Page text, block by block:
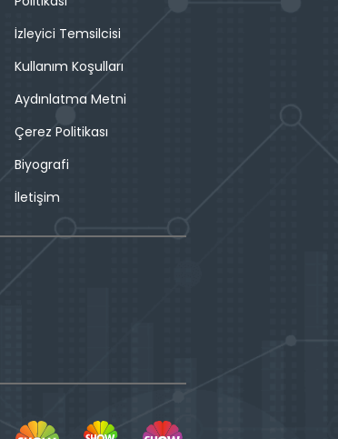
İzleyici Temsilcisi
Kullanım Koşulları
Aydınlatma Metni
Çerez Politikası
Biyografi
İletişim